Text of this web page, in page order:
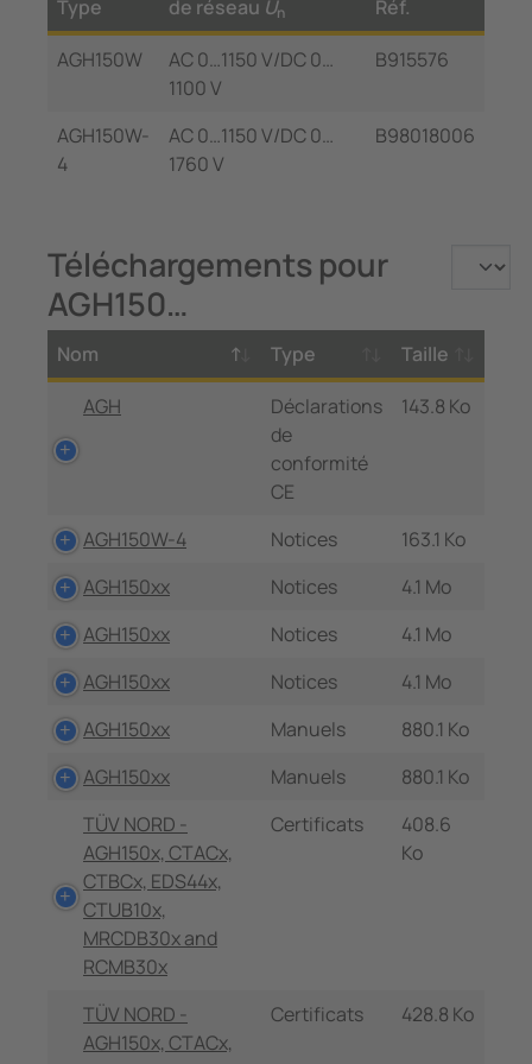
Type de réseau Un
Réf.
AGH150W
AC 0…1150 V/DC 0…
1100 V
B915576
AGH150W-
4
AC 0…1150 V/DC 0…
1760 V
B98018006
Téléchargements pour
AGH150…
Nom Type
Taille
AGH
Déclarations
de
conformité
CE
143.8 Ko
AGH150W-4 Notices
163.1 Ko
AGH150xx
Notices
4.1 Mo
AGH150xx
Notices
4.1 Mo
AGH150xx
Notices
4.1 Mo
AGH150xx
Manuels
880.1 Ko
AGH150xx
Manuels
880.1 Ko
TÜV NORD -
AGH150x, CTACx,
CTBCx, EDS44x,
CTUB10x,
MRCDB30x and
RCMB30x
Certificats
408.6
Ko
TÜV NORD -
AGH150x, CTACx,
Certificats 428.8 Ko